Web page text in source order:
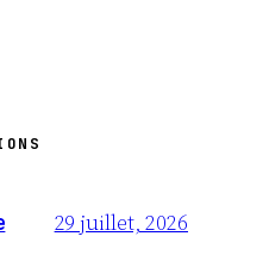
29 juillet, 2026